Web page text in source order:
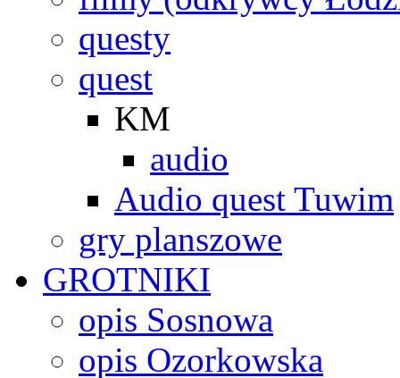
questy
quest
KM
audio
Audio quest Tuwim
gry planszowe
GROTNIKI
opis Sosnowa
opis Ozorkowska